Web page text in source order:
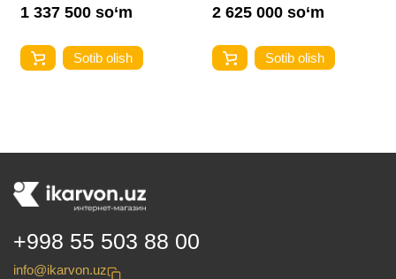
1 337 500 so‘m
Sotib olish
2 625 000 so‘m
Sotib olish
+998 55 503 88 00
info@ikarvon.uz